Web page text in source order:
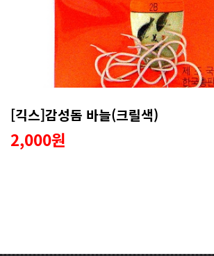
[긱스]감성돔 바늘(크릴색)
2,000원